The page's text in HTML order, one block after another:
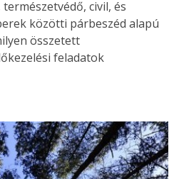
civil, és
közötti párbeszéd alapú
összetett
feladatok